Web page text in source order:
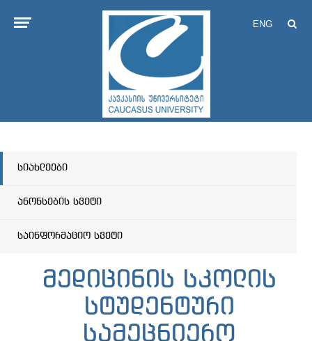
ENG
სიახლეები
ანონსების სვეტი
საინფორმაციო სვეტი
მედიცინის სკოლის
სტუდენტური
სამეცნიერო